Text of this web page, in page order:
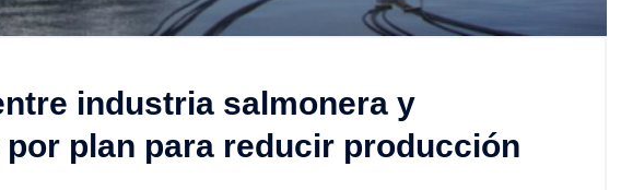
industria salmonera y
por plan para reducir producción